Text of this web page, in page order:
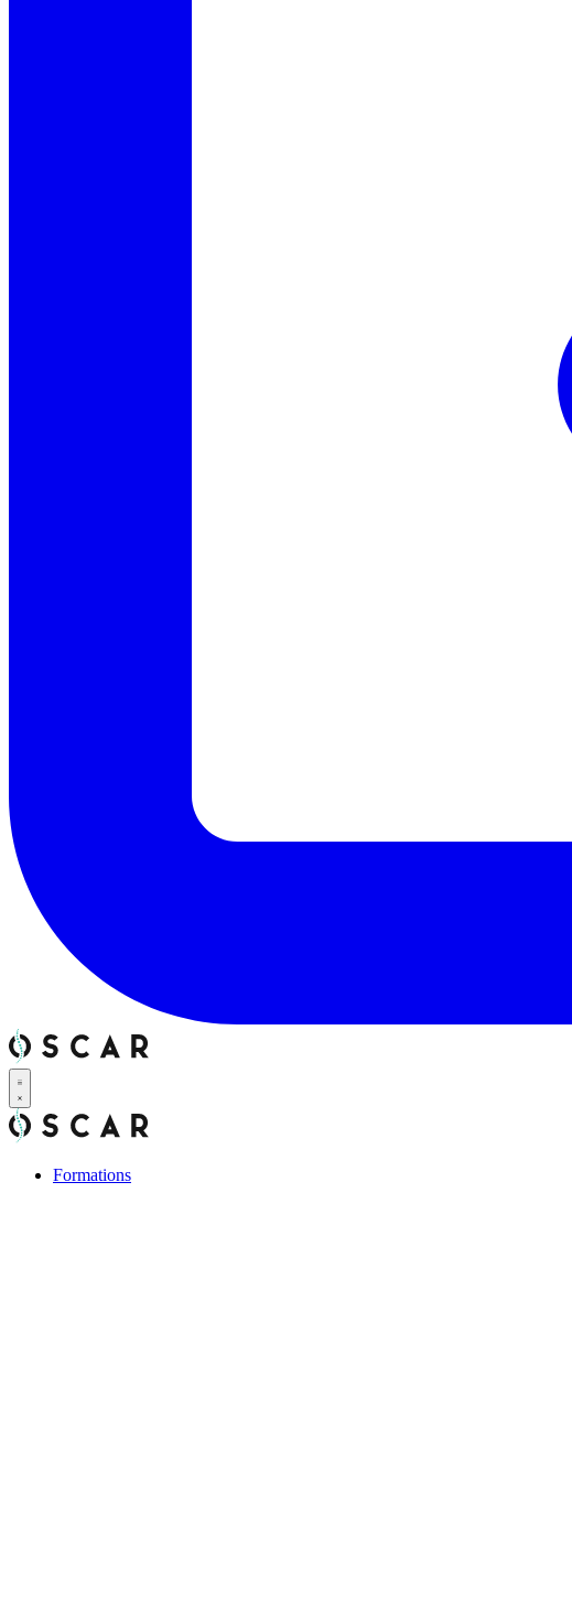
Formations